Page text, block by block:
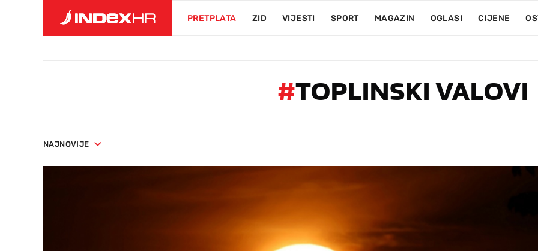
PRETPLATA ZID VIJESTI SPORT MAGAZIN OGLASI CIJENE
#TOPLINSKI VALOVI
NAJNOVIJE